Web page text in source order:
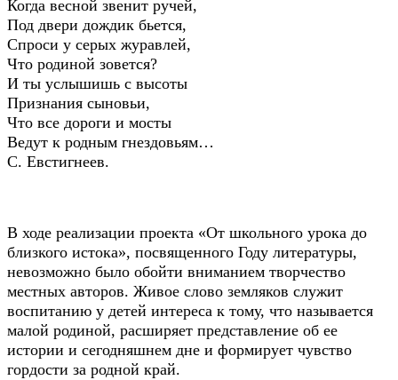
Когда весной звенит ручей,
Под двери дождик бьется,
Спроси у серых журавлей,
Что родиной зовется?
И ты услышишь с высоты
Признания сыновьи,
Что все дороги и мосты
Ведут к родным гнездовьям…
С. Евстигнеев.
В ходе реализации проекта «От школьного урока до
близкого истока», посвященного Году литературы,
невозможно было обойти вниманием творчество
местных авторов. Живое слово земляков служит
воспитанию у детей интереса к тому, что называется
малой родиной, расширяет представление об ее
истории и сегодняшнем дне и формирует чувство
гордости за родной край.